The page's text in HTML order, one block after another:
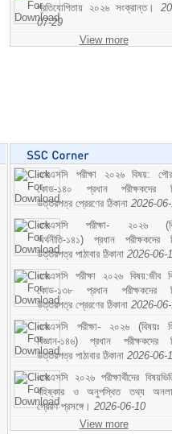
প্রতিযোগিতায় ২০২৬ সংক্রান্ত।
07-29
View more
এসএসসি পরীক্ষা ২০২৬ বিষয়:
কোড-১৪০ প্রধান পরীক্ষকদের
উত্তরপত্র প্রেরণের ঠিকানা 2026-
এসএসসি পরীক্ষা- ২০২৬
অর্থনীতি-১৪১) প্রধান পরীক্ষকদের
উত্তরপত্র পাঠাবার ঠিকানা 2026-06-
এসএসসি পরীক্ষা ২০২৬ বিষয়:জীব
কোড-১৩৮ প্রধান পরীক্ষকদের
উত্তরপত্র প্রেরণের ঠিকানা 2026-
এসএসসি পরীক্ষা- ২০২৬ (বিষয়ঃ
বিজ্ঞান-১৪৬) প্রধান পরীক্ষকদের
উত্তরপত্র পাঠাবার ঠিকানা 2026-06-
এসএসসি ২০২৬ পরীক্ষার্থীদের
বহিষ্কার ও অনুপস্থিত তথ্য
প্রেরণ প্রসঙ্গে। 2026-06-10
View more